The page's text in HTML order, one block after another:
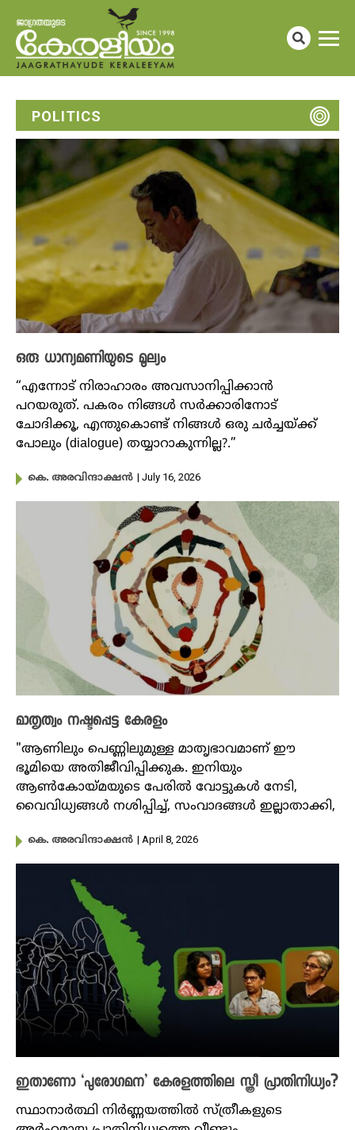
POLITICS
ഒരു ധാന്യമണിയുടെ മൂല്യം
“എന്നോട് നിരാഹാരം അവസാനിപ്പിക്കാൻ
പറയരുത്. പകരം നിങ്ങൾ സർക്കാരിനോട്
ചോദിക്കൂ, എന്തുകൊണ്ട് നിങ്ങൾ ഒരു ചർച്ചയ്ക്ക്
പോലും (dialogue) തയ്യാറാകുന്നില്ല?.”
കെ. അരവിന്ദാക്ഷൻ | July 16, 2026
മാതൃത്വം നഷ്ടപ്പെട്ട കേരളം
"ആണിലും പെണ്ണിലുമുള്ള മാതൃഭാവമാണ് ഈ
ഭൂമിയെ അതിജീവിപ്പിക്കുക. ഇനിയും
ആൺകോയ്മയുടെ പേരിൽ വോട്ടുകൾ നേടി,
വൈവിധ്യങ്ങൾ നശിപ്പിച്ച്, സംവാദങ്ങൾ ഇല്ലാതാക്കി,
കെ. അരവിന്ദാക്ഷൻ | April 8, 2026
ഇതാണോ ‘പുരോ​ഗമന’ കേരളത്തിലെ സ്ത്രീ പ്രാതിനിധ്യം?
സ്ഥാനാർത്ഥി നിർണ്ണയത്തിൽ സ്ത്രീകളുടെ